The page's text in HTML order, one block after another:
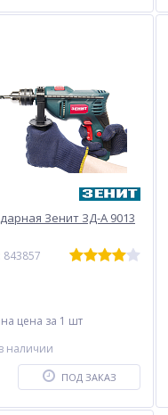
Зенит ЗД-А 9013
843857
цена за 1 шт
наличии
ПОД ЗАКАЗ